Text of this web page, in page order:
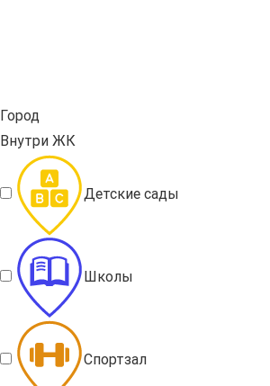
Город
Внутри ЖК
Детские сады
Школы
Спортзал